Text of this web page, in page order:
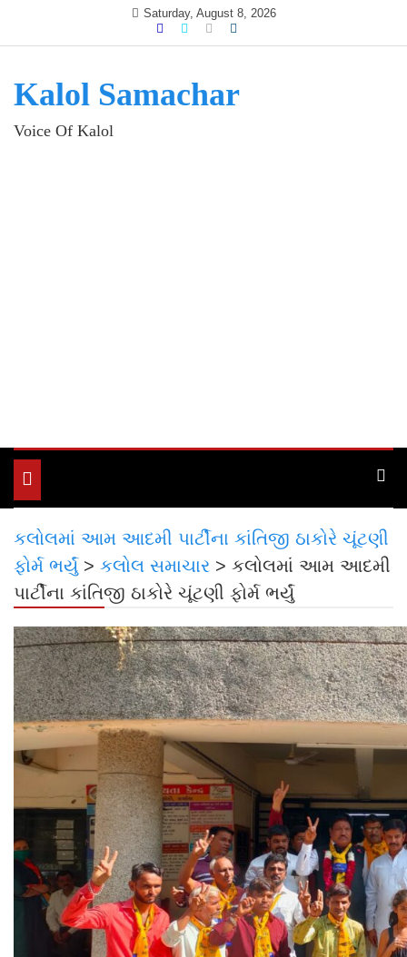
Saturday, August 8, 2026
Kalol Samachar
Voice Of Kalol
Toggle
navigation
કલોલમાં આમ આદમી પાર્ટીના કાંતિજી ઠાકોરે ચૂંટણી
ફોર્મ ભર્યું> કલોલ સમાચાર > કલોલમાં આમ આદમી
પાર્ટીના કાંતિજી ઠાકોરે ચૂંટણી ફોર્મ ભર્યું